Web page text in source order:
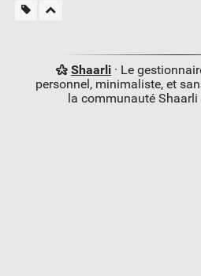
Shaarli· Le
personnel, minimaliste, et
la communauté Shaarli